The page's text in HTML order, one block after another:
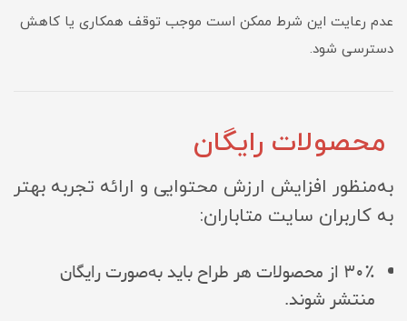
عدم رعایت این شرط ممکن است موجب توقف همکاری یا کاهش
دسترسی شود.
محصولات رایگان
به‌منظور افزایش ارزش محتوایی و ارائه تجربه بهتر
به کاربران سایت متاباران:
۳۰٪ از محصولات هر طراح باید به‌صورت رایگان
منتشر شوند.